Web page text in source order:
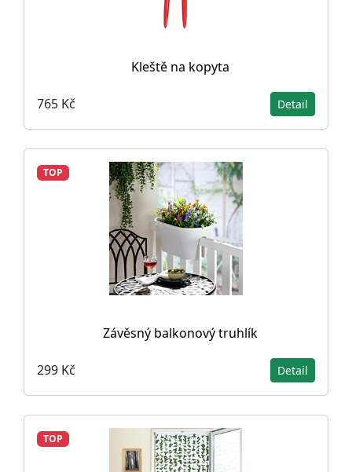
Kleště na kopyta
765 Kč Detail
TOP
Závěsný balkonový truhlík
299 Kč Detail
TOP